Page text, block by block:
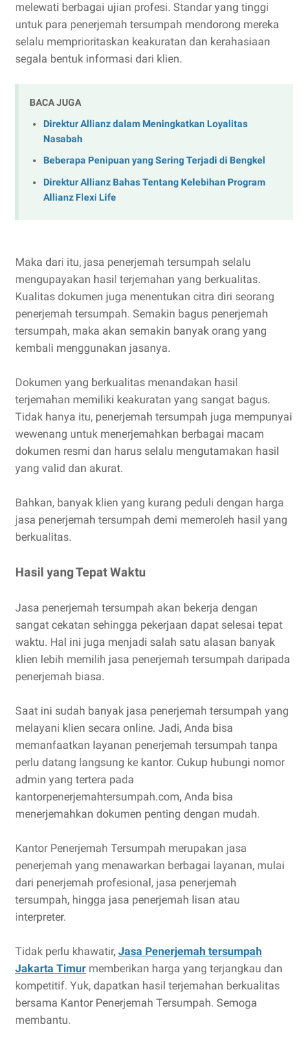
melewati berbagai ujian profesi. Standar yang tinggi
untuk para penerjemah tersumpah mendorong mereka
selalu memprioritaskan keakuratan dan kerahasiaan
segala bentuk informasi dari klien.
BACA JUGA
Direktur Allianz dalam Meningkatkan Loyalitas
Nasabah
Beberapa Penipuan yang Sering Terjadi di Bengkel
Direktur Allianz Bahas Tentang Kelebihan Program
Allianz Flexi Life
Maka dari itu, jasa penerjemah tersumpah selalu
mengupayakan hasil terjemahan yang berkualitas.
Kualitas dokumen juga menentukan citra diri seorang
penerjemah tersumpah. Semakin bagus penerjemah
tersumpah, maka akan semakin banyak orang yang
kembali menggunakan jasanya.
Dokumen yang berkualitas menandakan hasil
terjemahan memiliki keakuratan yang sangat bagus.
Tidak hanya itu, penerjemah tersumpah juga mempunyai
wewenang untuk menerjemahkan berbagai macam
dokumen resmi dan harus selalu mengutamakan hasil
yang valid dan akurat.
Bahkan, banyak klien yang kurang peduli dengan harga
jasa penerjemah tersumpah demi memeroleh hasil yang
berkualitas.
Hasil yang Tepat Waktu
Jasa penerjemah tersumpah akan bekerja dengan
sangat cekatan sehingga pekerjaan dapat selesai tepat
waktu. Hal ini juga menjadi salah satu alasan banyak
klien lebih memilih jasa penerjemah tersumpah daripada
penerjemah biasa.
Saat ini sudah banyak jasa penerjemah tersumpah yang
melayani klien secara online. Jadi, Anda bisa
memanfaatkan layanan penerjemah tersumpah tanpa
perlu datang langsung ke kantor. Cukup hubungi nomor
admin yang tertera pada
kantorpenerjemahtersumpah.com, Anda bisa
menerjemahkan dokumen penting dengan mudah.
Kantor Penerjemah Tersumpah merupakan jasa
penerjemah yang menawarkan berbagai layanan, mulai
dari penerjemah profesional, jasa penerjemah
tersumpah, hingga jasa penerjemah lisan atau
interpreter.
Tidak perlu khawatir, Jasa Penerjemah tersumpah
Jakarta Timur memberikan harga yang terjangkau dan
kompetitif. Yuk, dapatkan hasil terjemahan berkualitas
bersama Kantor Penerjemah Tersumpah. Semoga
membantu.